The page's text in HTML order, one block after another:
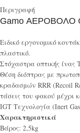
Περιγραφή
Gamo ΑΕΡΟΒΟΛΟ
Ειδικό εργονομικό
πλαστικό.
Στόχαστρα οπτικής ίνας
Θέση διόπτρας με
κραδασμών RRR (Recoil
τάσεις του φακού μέχρι
IGT Τεχνολογία (Inert
Χαρακτηριστικά
Βάρος: 2,5kg